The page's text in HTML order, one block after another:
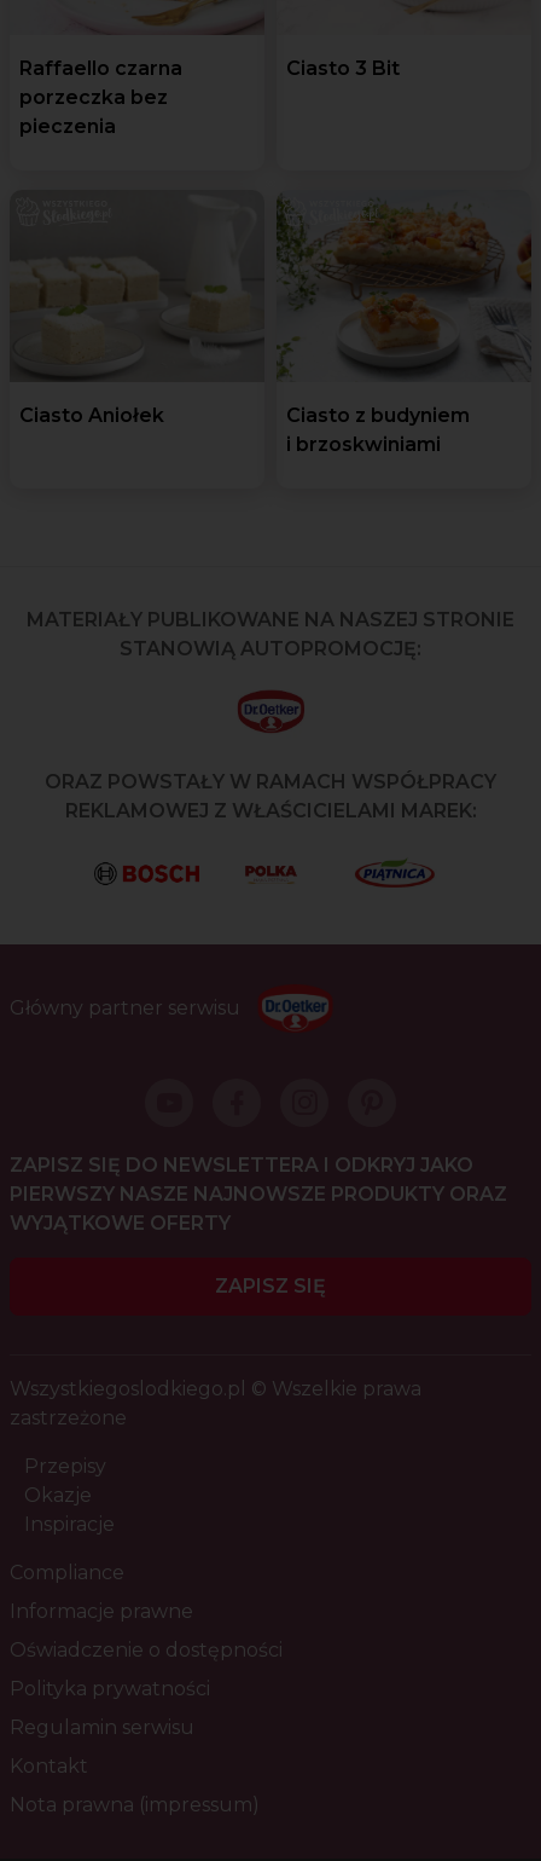
Raffaello czarna
porzeczka bez
pieczenia
Ciasto 3 Bit
Ciasto Aniołek
Ciasto z budyniem
i brzoskwiniami
MATERIAŁY PUBLIKOWANE NA NASZEJ STRONIE
STANOWIĄ AUTOPROMOCJĘ:
ORAZ POWSTAŁY W RAMACH WSPÓŁPRACY
REKLAMOWEJ Z WŁAŚCICIELAMI MAREK:
Główny partner serwisu
ZAPISZ SIĘ DO NEWSLETTERA I ODKRYJ JAKO
PIERWSZY NASZE NAJNOWSZE PRODUKTY ORAZ
WYJĄTKOWE OFERTY
ZAPISZ SIĘ
Wszystkiegoslodkiego.pl © Wszelkie prawa
zastrzeżone
Przepisy
Okazje
Inspiracje
Compliance
Informacje prawne
Oświadczenie o dostępności
Polityka prywatności
Regulamin serwisu
Kontakt
Nota prawna (impressum)